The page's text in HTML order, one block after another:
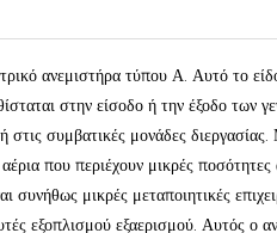
ανεμιστήρα τύπου Α. Αυτό το
στην είσοδο ή την έξοδο
συμβατικές μονάδες
που περιέχουν μικρές
συνήθως μικρές μεταποιητικές
εξοπλισμού εξαερισμού. Αυτός ο